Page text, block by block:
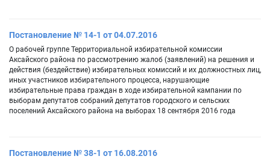
Постановление № 14-1 от 04.07.2016
О рабочей группе Территориальной избирательной комиссии
Аксайского района по рассмотрению жалоб (заявлений) на решения и
действия (бездействие) избирательных комиссий и их должностных лиц,
иных участников избирательного процесса, нарушающие
избирательные права граждан в ходе избирательной кампании по
выборам депутатов собраний депутатов городского и сельских
поселений Аксайского района на выборах 18 сентября 2016 года
Постановление № 38-1 от 16.08.2016